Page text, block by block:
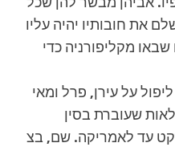
את חובותיו יהיה עליו
מקליפורניה כדי
על עירן, פרל ומאי
שעוברת בסין
עד לאמריקה. שם, בצ